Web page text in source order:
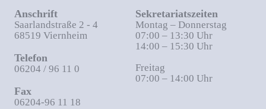
Anschrift
Saarlandstraße 2 - 4
68519 Viernheim
Telefon
06204 / 96 11 0
Fax
06204-96 11 18
Sekretariatszeiten
Montag – Donnerstag
07:00 – 13:30 Uhr
14:00 – 15:30 Uhr
Freitag
07:00 – 14:00 Uhr